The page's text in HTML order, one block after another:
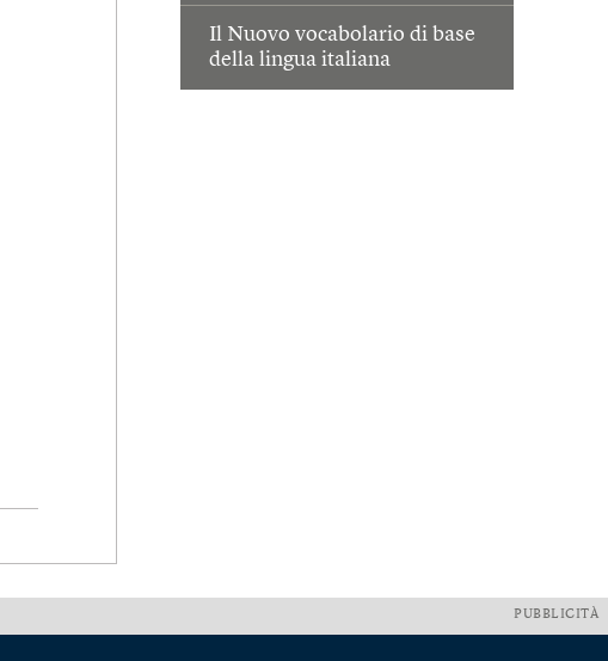
Il Nuovo vocabolario di base
della lingua italiana
PUBBLICITÀ